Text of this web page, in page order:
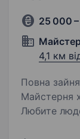
25 000
4,1 км
Повна
Майстерня
Любите